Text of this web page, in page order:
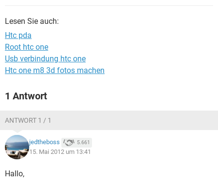
Lesen Sie auch:
Htc pda
Root htc one
Usb verbindung htc one
Htc one m8 3d fotos machen
1 Antwort
ANTWORT 1 / 1
jedtheboss 5.661
15. Mai 2012 um 13:41
Hallo,